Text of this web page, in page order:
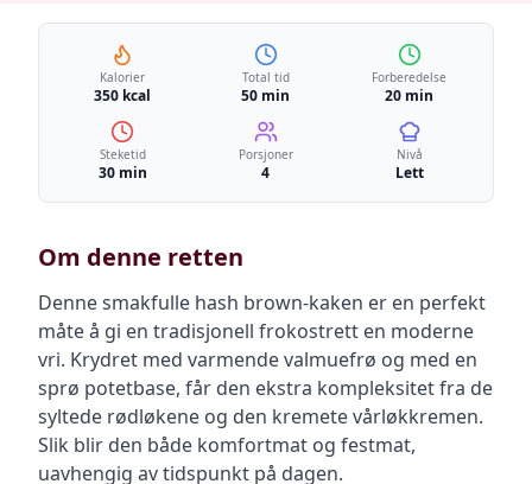
Kalorier
350 kcal
Total tid
50 min
Forberedelse
20 min
Steketid
30 min
Porsjoner
4
Nivå
Lett
Om denne retten
Denne smakfulle hash brown-kaken er en perfekt
måte å gi en tradisjonell frokostrett en moderne
vri. Krydret med varmende valmuefrø og med en
sprø potetbase, får den ekstra kompleksitet fra de
syltede rødløkene og den kremete vårløkkremen.
Slik blir den både komfortmat og festmat,
uavhengig av tidspunkt på dagen.